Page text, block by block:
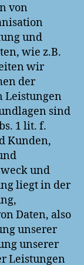
von
und
wie z.B.
wir
der
Leistungen
sind
1 lit. f.
Kunden,
und
liegt in der
Daten, also
unserer
unserer
Leistungen